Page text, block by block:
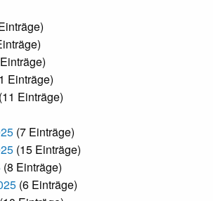
Einträge)
(11 Einträge)
(7 Einträge)
(15 Einträge)
(8 Einträge)
(6 Einträge)